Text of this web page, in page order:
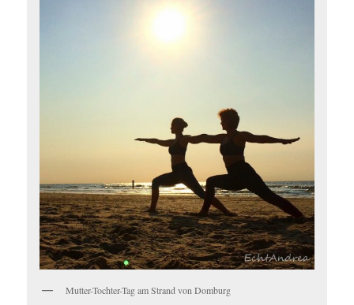
Mutter-Tochter-Tag am Strand von Domburg